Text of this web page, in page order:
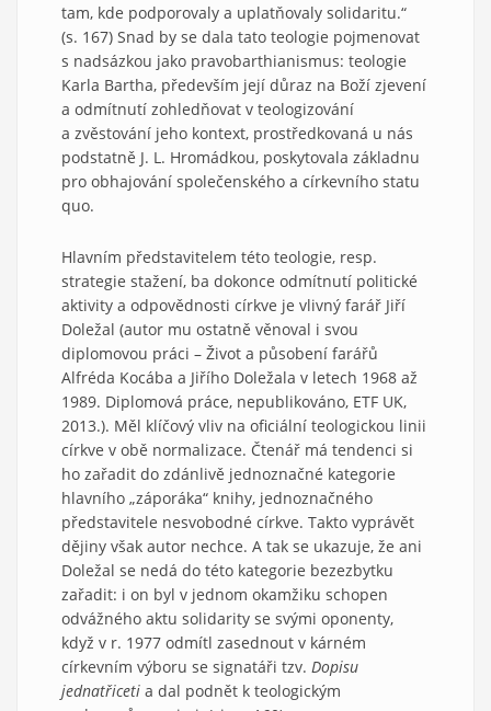
tam, kde podporovaly a uplatňovaly solidaritu.“
(s. 167) Snad by se dala tato teologie pojmenovat
s nadsázkou jako pravobarthianismus: teologie
Karla Bartha, především její důraz na Boží zjevení
a odmítnutí zohledňovat v teologizování
a zvěstování jeho kontext, prostředkovaná u nás
podstatně J. L. Hromádkou, poskytovala základnu
pro obhajování společenského a církevního statu
quo.
Hlavním představitelem této teologie, resp.
strategie stažení, ba dokonce odmítnutí politické
aktivity a odpovědnosti církve je vlivný farář Jiří
Doležal (autor mu ostatně věnoval i svou
diplomovou práci – Život a působení farářů
Alfréda Kocába a Jiřího Doležala v letech 1968 až
1989. Diplomová práce, nepublikováno, ETF UK,
2013.). Měl klíčový vliv na oficiální teologickou linii
církve v obě normalizace. Čtenář má tendenci si
ho zařadit do zdánlivě jednoznačné kategorie
hlavního „záporáka“ knihy, jednoznačného
představitele nesvobodné církve. Takto vyprávět
dějiny však autor nechce. A tak se ukazuje, že ani
Doležal se nedá do této kategorie bezezbytku
zařadit: i on byl v jednom okamžiku schopen
odvážného aktu solidarity se svými oponenty,
když v r. 1977 odmítl zasednout v kárném
církevním výboru se signatáři tzv. Dopisu
jednatřiceti a dal podnět k teologickým